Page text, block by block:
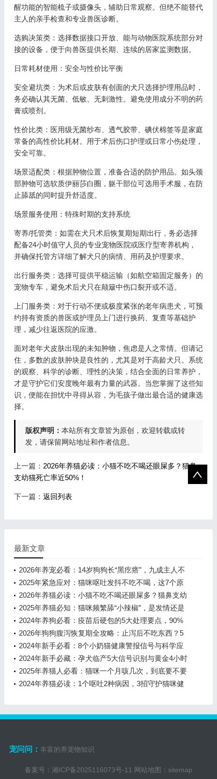
醒功能的智能梳子或摄像头，辅助日常观察。但绝不能替代
主人的亲手检查和专业兽医诊断。
选购决策类：选择数据接口开放、能与动物医院系统部分对
接的设备，便于向兽医提供长期、连续的居家监测数据。
日常耗材使用：安全与性价比平衡
安全避坑类：为术后或皮肤有创面的犬只选择护理用品时，
务必确认其无菌、低敏、无刺激性。避免使用成分不明的药
膏或喷剂。
性价比类：医用级无菌纱布、透气胶带、碘伏棉签等是家庭
常备的高性价比耗材。用于术后伤口护理或日常小伤处理，
安全可靠。
场景适配类：根据肿物位置，准备合适的防护用品。如头颈
部肿物可选软质伊丽莎白圈，躯干部位可选用手术服，在防
止舔舐的同时提升舒适度。
场景服务使用：特殊时期的支持系统
寄养/托管类：如需在犬只术后恢复期短期出行，务必选择
配备24小时值守人员的专业宠物医院或医疗型寄养机构，
并确保托管方详细了解犬只的病情、用药及护理要求。
出行服务类：选择可提供平稳运输（如航空箱固定服务）的
宠物专车，避免术后犬只在颠簸中伤口裂开或不适。
上门服务类：对于行动不便或极度紧张的老年病患犬，可预
约持有资质的兽医或护理员上门进行换药、复查等基础护
理，减少往返医院的应激。
面对老年犬皮肤出现的未知肿物，焦虑是人之常情。但请记
住，多数的皮肤肿块是良性的，尤其是对于高龄犬只。系统
的观察、科学的诊断、理性的决策，结合全面的日常养护，
才是守护它们安度晚年最有力量的武器。当您掌握了这些知
识，便能在担忧中寻得从容，为毛孩子做出最合适的健康选
择。
版权声明： 本站所有文章皆为原创，欢迎转载或转
发，请保留网站地址和作者信息。
上一篇： 2026年养猫必读：小猫不吃不喝还眼屎多？猫鼻
支幼猫死亡率近50%！
下一篇： 返回列表
最新文章
2026年养宠必看：14岁狗狗长“黑疙瘩”，九成主人不
知道的老年犬肿瘤真相
2025年紧急应对：猫咪呕吐发抖不吃不喝，这7个原
因你必须知道
2026年养猫必读：小猫不吃不喝还眼屎多？猫鼻支幼
猫死亡率近50%！
2025年养猫必知：猫咪频繁舔“小辣椒”，是发情还是
尿闭？一文说清关键区别
2024年养狗必看：疫苗后硬包的5大处理要点，90%
的主人都不知道的关键细节
2026年狗狗腹泻恢复期全攻略：止泻后不吃东西？5
步科学护理避免反复拉稀
2024年新手必看：8个小奶猫健康警报信号与科学应
对指南
2024年新手必藏：孕犬临产5大信号识别与黄金4小时
应对指南
2025年养猫人必看：猫咪一个月咳几次，到底要不要
冲医院？
2024年养猫必读：1个呕吐2种病因，3招守护猫咪健
宠问问： 丰富的养宠物知识
备案号： 湘ICP备2025116073号-11 网站地图： sitemap